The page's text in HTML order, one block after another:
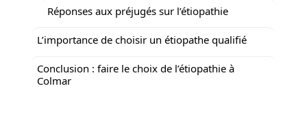
Réponses aux préjugés sur l’étiopathie
L’importance de choisir un étiopathe qualifié
Conclusion : faire le choix de l’étiopathie à
Colmar